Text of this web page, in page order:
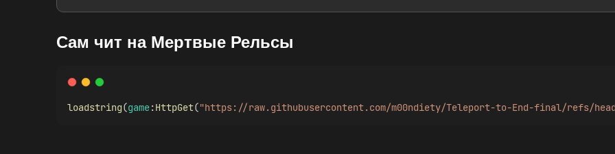
Сам чит на Мертвые Рельсы
loadstring(game:HttpGet("https://raw.githubusercontent.com/m00ndiety/Teleport-to-End-final/refs/